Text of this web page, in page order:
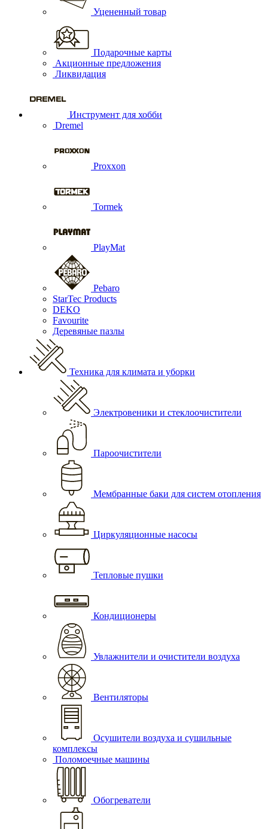
Уцененный товар
Подарочные карты
Акционные предложения
Ликвидация
Инструмент для хобби
Dremel
Proxxon
Tormek
PlayMat
Pebaro
StarTec Products
DEKO
Favourite
Деревяные пазлы
Техника для климата и уборки
Электровеники и стеклоочистители
Пароочистители
Мембранные баки для систем отопления
Циркуляционные насосы
Тепловые пушки
Кондиционеры
Увлажнители и очистители воздуха
Вентиляторы
Осушители воздуха и сушильные
комплексы
Поломоечные машины
Обогреватели